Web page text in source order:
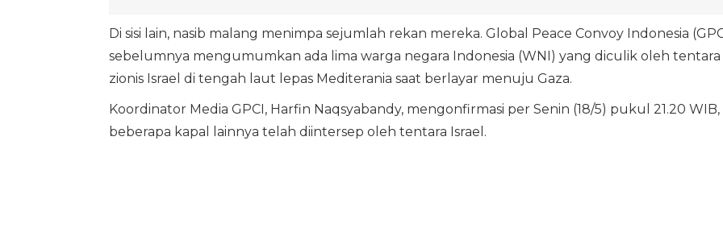
Di sisi lain, nasib malang menimpa sejumlah rekan mereka. Global Peace Convoy Indonesia
sebelumnya mengumumkan ada lima warga negara Indonesia (WNI) yang diculik oleh tentara
zionis Israel di tengah laut lepas Mediterania saat berlayar menuju Gaza.
Koordinator Media GPCI, Harfin Naqsyabandy, mengonfirmasi per Senin (18/5) pukul 21.20 WIB,
beberapa kapal lainnya telah diintersep oleh tentara Israel.